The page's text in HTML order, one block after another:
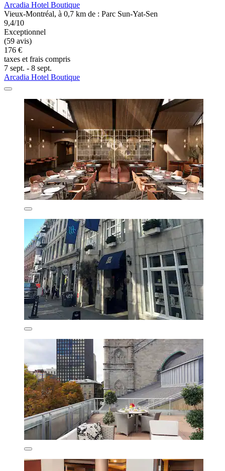
Arcadia Hotel Boutique
Vieux-Montréal, à 0,7 km de : Parc Sun-Yat-Sen
9,4/10
Exceptionnel
(59 avis)
176 €
taxes et frais compris
7 sept. - 8 sept.
Arcadia Hotel Boutique